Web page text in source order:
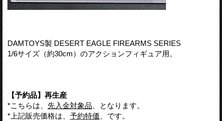
DAMTOYS製 DESERT EAGLE FIREARMS SERIES
1/6サイズ（約30cm）のアクションフィギュア用。
【予約品】再生産
*こちらは、 先入金対象品 、となります。
*上記販売価格は、 予約特価 、です。